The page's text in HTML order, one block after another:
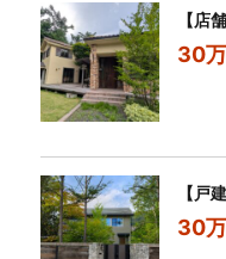
【店
30
【戸
30